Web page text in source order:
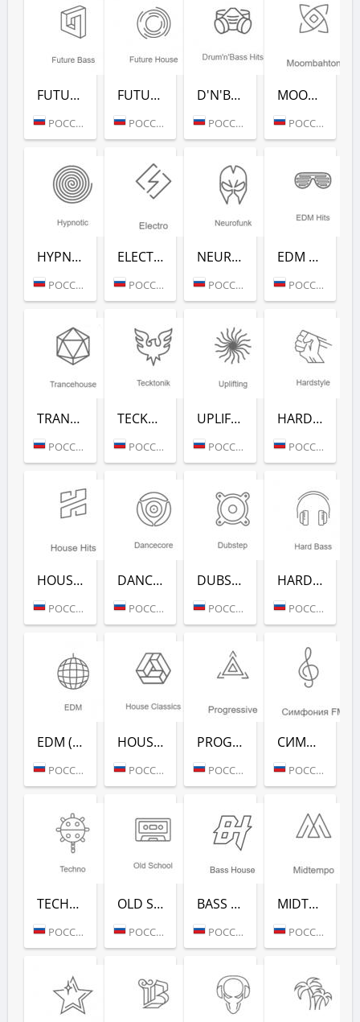
FUTURE BASS (РАДИО РЕКОРД)
РОССИЯ (МОСКВА)
FUTURE HOUSE (РАДИО РЕКОРД)
РОССИЯ (МОСКВА)
D'N'B CLASSICS (РАДИО РЕКОРД)
РОССИЯ (МОСКВА)
MOOMBAHTON (РАДИО РЕКОРД)
РОССИЯ (МОСКВА)
HYPNOTIC (РАДИО РЕКОРД)
РОССИЯ (МОСКВА)
ELECTRO (РАДИО РЕКОРД)
РОССИЯ (МОСКВА)
NEUROFUNK (РАДИО РЕКОРД)
РОССИЯ (МОСКВА)
EDM CLASSICS (РАДИО РЕКОРД)
РОССИЯ (МОСКВА)
TRANCEHOUSE (РАДИО РЕКОРД)
РОССИЯ (МОСКВА)
TECKTONIK (РАДИО РЕКОРД)
РОССИЯ (МОСКВА)
UPLIFTING (РАДИО РЕКОРД)
РОССИЯ (МОСКВА)
HARDSTYLE (РАДИО РЕКОРД)
РОССИЯ (МОСКВА)
HOUSE HITS (РАДИО РЕКОРД)
РОССИЯ (МОСКВА)
DANCECORE (РАДИО РЕКОРД)
РОССИЯ (МОСКВА)
DUBSTEP (РАДИО РЕКОРД)
РОССИЯ (МОСКВА)
HARD BASS (РАДИО РЕКОРД)
РОССИЯ (МОСКВА)
EDM (РАДИО РЕКОРД)
РОССИЯ (МОСКВА)
HOUSE CLASSICS (РАДИО РЕКОРД)
РОССИЯ (МОСКВА)
PROGRESSIVE (РАДИО РЕКОРД)
РОССИЯ (МОСКВА)
СИМФОНИЯ FM (РАДИО РЕКОРД)
РОССИЯ (МОСКВА)
TECHNO (РАДИО РЕКОРД)
РОССИЯ (МОСКВА)
OLD SCHOOL (РАДИО РЕКОРД)
РОССИЯ (МОСКВА)
BASS HOUSE (РАДИО РЕКОРД)
РОССИЯ (МОСКВА)
MIDTEMPO (РАДИО РЕКОРД)
РОССИЯ (МОСКВА)